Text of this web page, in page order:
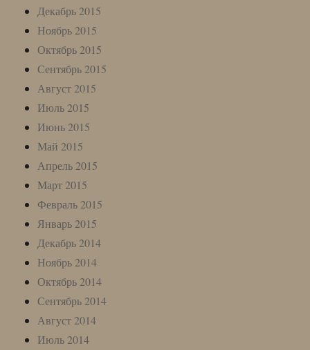
Декабрь 2015
Ноябрь 2015
Октябрь 2015
Сентябрь 2015
Август 2015
Июль 2015
Июнь 2015
Май 2015
Апрель 2015
Март 2015
Февраль 2015
Январь 2015
Декабрь 2014
Ноябрь 2014
Октябрь 2014
Сентябрь 2014
Август 2014
Июль 2014